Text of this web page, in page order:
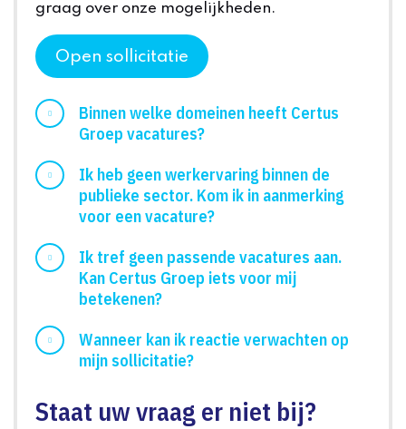
graag over onze mogelijkheden.
Open sollicitatie
Binnen welke domeinen heeft Certus
Groep vacatures?
Ik heb geen werkervaring binnen de
publieke sector. Kom ik in aanmerking
voor een vacature?
Ik tref geen passende vacatures aan.
Kan Certus Groep iets voor mij
betekenen?
Wanneer kan ik reactie verwachten op
mijn sollicitatie?
Staat uw vraag er niet bij?